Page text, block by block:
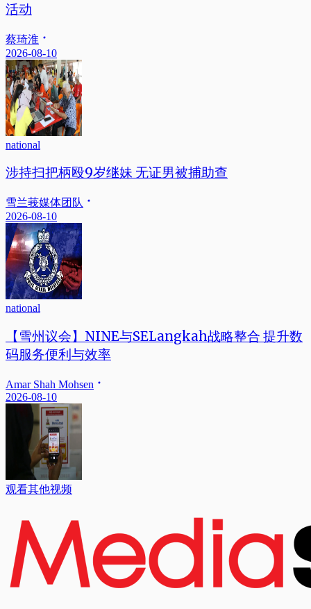
活动
蔡琦淮
2026-08-10
national
涉持扫把柄殴9岁继妹 无证男被捕助查
雪兰莪媒体团队
2026-08-10
national
【雪州议会】NINE与SELangkah战略整合 提升数
码服务便利与效率
Amar Shah Mohsen
2026-08-10
观看其他视频